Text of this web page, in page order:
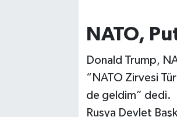
NATO,
Donald Trump,
“NATO Zirvesi
de geldim” dedi.
Rusya Devlet